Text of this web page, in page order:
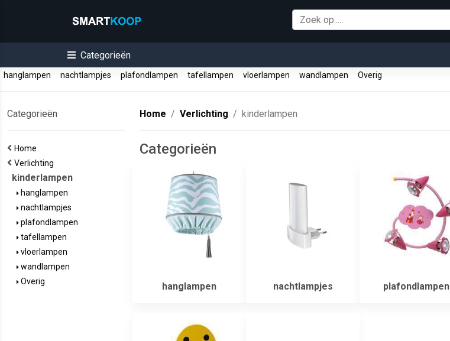
Categorieën
hanglampen nachtlampjes plafondlampen tafellampen vloerlampen wandlampen Overig
Categorieën
Home
Verlichting
kinderlampen
hanglampen
nachtlampjes
plafondlampen
tafellampen
vloerlampen
wandlampen
Overig
Home Verlichting kinderlampen
Categorieën
hanglampen nachtlampjes plafondlampen